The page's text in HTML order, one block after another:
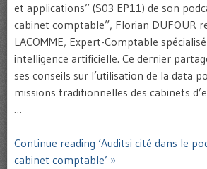
et applications” (S03 EP11) de son
cabinet comptable”, Florian DUFOUR
LACOMME, Expert-Comptable
intelligence artificielle. Ce dernier
ses conseils sur l’utilisation de la data
missions traditionnelles des cabinets
…
Continue reading ‘Auditsi cité dans le
cabinet comptable’ »